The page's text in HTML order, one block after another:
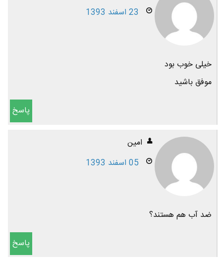
23 اسفند 1393
خیلی خوب بود
موفق باشید
پاسخ
امین
05 اسفند 1393
ضد آب هم هستند؟
پاسخ